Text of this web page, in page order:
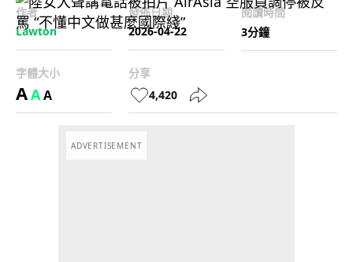
作者
Lawton
發佈日期
2026-04-22
閱讀時間
3分鐘
字體大小
AAA
分享
4,420
ADVERTISEMENT